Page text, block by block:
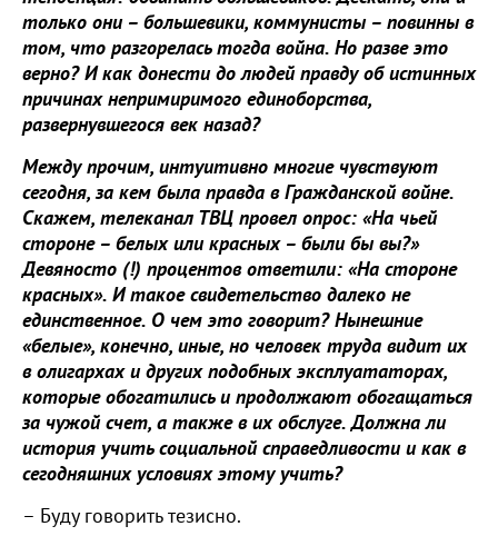
только они – большевики, коммунисты – повинны в
том, что разгорелась тогда война. Но разве это
верно? И как донести до людей правду об истинных
причинах непримиримого единоборства,
развернувшегося век назад?
Между прочим, интуитивно многие чувствуют
сегодня, за кем была правда в Гражданской войне.
Скажем, телеканал ТВЦ провел опрос: «На чьей
стороне – белых или красных – были бы вы?»
Девяносто (!) процентов ответили: «На стороне
красных». И такое свидетельство далеко не
единственное. О чем это говорит? Нынешние
«белые», конечно, иные, но человек труда видит их
в олигархах и других подобных эксплуататорах,
которые обогатились и продолжают обогащаться
за чужой счет, а также в их обслуге. Должна ли
история учить социальной справедливости и как в
сегодняшних условиях этому учить?
– Буду говорить тезисно.